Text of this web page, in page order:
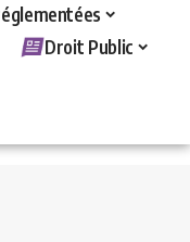
Droit Public